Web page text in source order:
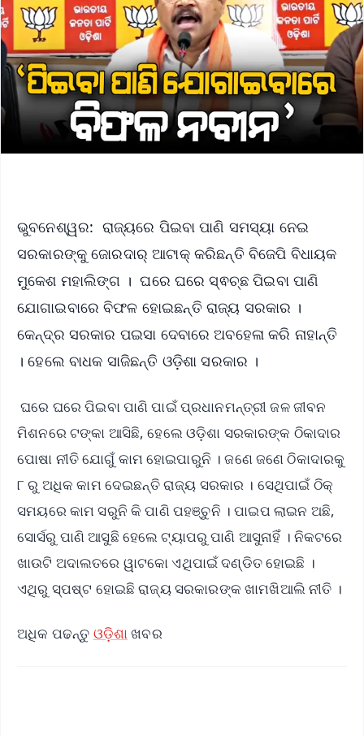
ଭୁବନେଶ୍ୱର: ରାଜ୍ୟରେ ପିଇବା ପାଣି ସମସ୍ୟା ନେଇ
ସରକାରଙ୍କୁ ଜୋରଦାର୍ ଆଟାକ୍ କରିଛନ୍ତି ବିଜେପି ବିଧାୟକ
ମୁକେଶ ମହାଲିଙ୍ଗ । ଘରେ ଘରେ ସ୍ଵଚ୍ଛ ପିଇବା ପାଣି
ଯୋଗାଇବାରେ ବିଫଳ ହୋଇଛନ୍ତି ରାଜ୍ୟ ସରକାର ।
କେନ୍ଦ୍ର ସରକାର ପଇସା ଦେବାରେ ଅବହେଳା କରି ନାହାନ୍ତି
। ହେଲେ ବାଧକ ସାଜିଛନ୍ତି ଓଡ଼ିଶା ସରକାର ।
ଘରେ ଘରେ ପିଇବା ପାଣି ପାଇଁ ପ୍ରଧାନମନ୍ତ୍ରୀ ଜଳ ଜୀବନ
ମିଶନରେ ଟଙ୍କା ଆସିଛି, ହେଲେ ଓଡ଼ିଶା ସରକାରଙ୍କ ଠିକାଦାର
ପୋଷା ନୀତି ଯୋଗୁଁ କାମ ହୋଇପାରୁନି । ଜଣେ ଜଣେ ଠିକାଦାରକୁ
୮ ରୁ ଅଧିକ କାମ ଦେଇଛନ୍ତି ରାଜ୍ୟ ସରକାର । ସେଥିପାଇଁ ଠିକ୍
ସମୟରେ କାମ ସରୁନି କି ପାଣି ପହଞ୍ଚୁନି । ପାଇପ ଲାଇନ ଅଛି,
ସୋର୍ସରୁ ପାଣି ଆସୁଛି ହେଲେ ଟ୍ୟାପରୁ ପାଣି ଆସୁନାହିଁ । ନିକଟରେ
ଖାଉଟି ଅଦାଲତରେ ୱାଟକୋ ଏଥିପାଇଁ ଦଣ୍ଡିତ ହୋଇଛି ।
ଏଥିରୁ ସ୍ପଷ୍ଟ ହୋଇଛି ରାଜ୍ୟ ସରକାରଙ୍କ ଖାମଖିଆଲି ନୀତି ।
ଅଧିକ ପଢନ୍ତୁ ଓଡ଼ିଶା ଖବର